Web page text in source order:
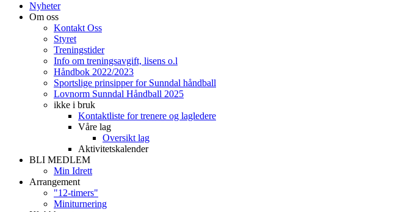
Nyheter
Om oss
Kontakt Oss
Styret
Treningstider
Info om treningsavgift, lisens o.l
Håndbok 2022/2023
Sportslige prinsipper for Sunndal håndball
Lovnorm Sunndal Håndball 2025
ikke i bruk
Kontaktliste for trenere og lagledere
Våre lag
Oversikt lag
Aktivitetskalender
BLI MEDLEM
Min Idrett
Arrangement
"12-timers"
Miniturnering